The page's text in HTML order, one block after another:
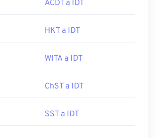
ACDT a IDT
HKT a IDT
WITA a IDT
ChST a IDT
SST a IDT